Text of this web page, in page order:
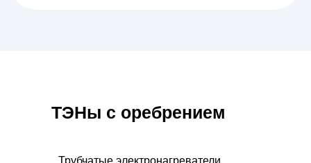
ТЭНы c оребрением
Трубчатые электронагреватели